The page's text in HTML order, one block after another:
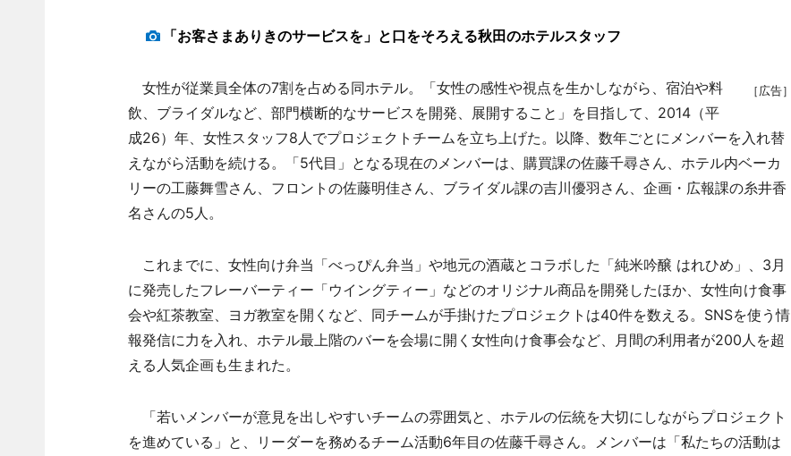
「お客さまありきのサービスを」と口をそろえる秋田のホテルスタッフ
［広告］
女性が従業員全体の7割を占める同ホテル。「女性の感性や視点を生かしながら、宿泊や料
飲、ブライダルなど、部門横断的なサービスを開発、展開すること」を目指して、2014（平
成26）年、女性スタッフ8人でプロジェクトチームを立ち上げた。以降、数年ごとにメンバーを入れ替
えながら活動を続ける。「5代目」となる現在のメンバーは、購買課の佐藤千尋さん、ホテル内ベーカ
リーの工藤舞雪さん、フロントの佐藤明佳さん、ブライダル課の吉川優羽さん、企画・広報課の糸井香
名さんの5人。
これまでに、女性向け弁当「べっぴん弁当」や地元の酒蔵とコラボした「純米吟醸 はれひめ」、3月
に発売したフレーバーティー「ウイングティー」などのオリジナル商品を開発したほか、女性向け食事
会や紅茶教室、ヨガ教室を開くなど、同チームが手掛けたプロジェクトは40件を数える。SNSを使う情
報発信に力を入れ、ホテル最上階のバーを会場に開く女性向け食事会など、月間の利用者が200人を超
える人気企画も生まれた。
「若いメンバーが意見を出しやすいチームの雰囲気と、ホテルの伝統を大切にしながらプロジェクト
を進めている」と、リーダーを務めるチーム活動6年目の佐藤千尋さん。メンバーは「私たちの活動は